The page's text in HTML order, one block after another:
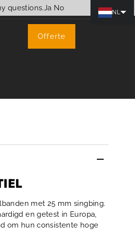
Offerte
met 25 mm singbing.
en getest in Europa,
om hun consistente hoge
questions.Ja No NL